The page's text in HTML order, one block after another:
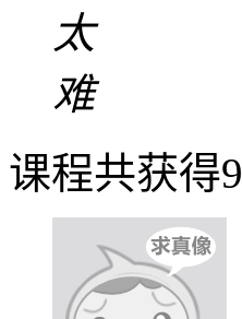
太
难
课程共获得